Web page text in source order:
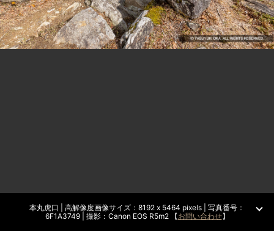
本丸虎口 | 高解像度画像サイズ：8192 x 5464 pixels | 写真番号：
6F1A3749 | 撮影：Canon EOS R5m2 【お問い合わせ】